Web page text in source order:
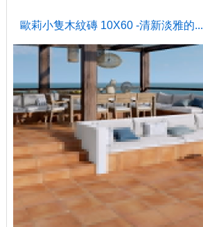
歐莉小隻木紋磚 10X60 -清新淡雅的...